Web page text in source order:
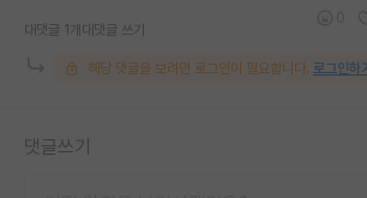
대댓글 1개 대댓글 쓰기
해당 댓글을 보려면 로그인이 필요합니다. 로그인하기
댓글쓰기